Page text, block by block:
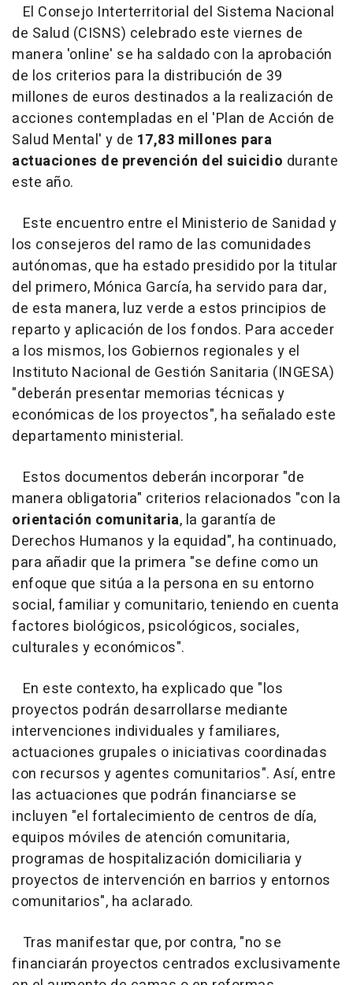
El Consejo Interterritorial del Sistema Nacional
de Salud (CISNS) celebrado este viernes de
manera 'online' se ha saldado con la aprobación
de los criterios para la distribución de 39
millones de euros destinados a la realización de
acciones contempladas en el 'Plan de Acción de
Salud Mental' y de 17,83 millones para
actuaciones de prevención del suicidio durante
este año.
Este encuentro entre el Ministerio de Sanidad y
los consejeros del ramo de las comunidades
autónomas, que ha estado presidido por la titular
del primero, Mónica García, ha servido para dar,
de esta manera, luz verde a estos principios de
reparto y aplicación de los fondos. Para acceder
a los mismos, los Gobiernos regionales y el
Instituto Nacional de Gestión Sanitaria (INGESA)
"deberán presentar memorias técnicas y
económicas de los proyectos", ha señalado este
departamento ministerial.
Estos documentos deberán incorporar "de
manera obligatoria" criterios relacionados "con la
orientación comunitaria, la garantía de
Derechos Humanos y la equidad", ha continuado,
para añadir que la primera "se define como un
enfoque que sitúa a la persona en su entorno
social, familiar y comunitario, teniendo en cuenta
factores biológicos, psicológicos, sociales,
culturales y económicos".
En este contexto, ha explicado que "los
proyectos podrán desarrollarse mediante
intervenciones individuales y familiares,
actuaciones grupales o iniciativas coordinadas
con recursos y agentes comunitarios". Así, entre
las actuaciones que podrán financiarse se
incluyen "el fortalecimiento de centros de día,
equipos móviles de atención comunitaria,
programas de hospitalización domiciliaria y
proyectos de intervención en barrios y entornos
comunitarios", ha aclarado.
Tras manifestar que, por contra, "no se
financiarán proyectos centrados exclusivamente